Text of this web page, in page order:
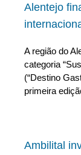
Alentejo
A região do
categoria
(“Destino
primeira
Ambilital